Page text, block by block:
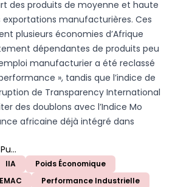
des produits de moyenne et haute
manufacturières. Ces
plusieurs économies d’Afrique
dépendantes de produits peu
manufacturier a été reclassé
», tandis que l’indice de
de Transparency International
des doublons avec l’Indice Mo
africaine déjà intégré dans
Politiques Publiques
IIA
Poids Économique
Performance Industrielle